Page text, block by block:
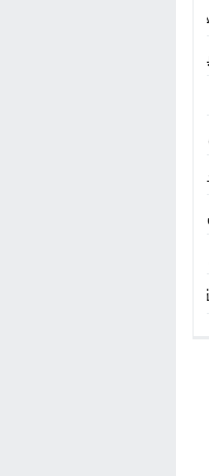
إلى مدينتهم
يخلف استياء كبير